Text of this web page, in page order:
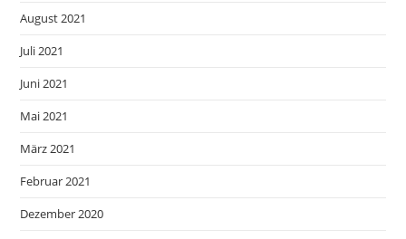
August 2021
Juli 2021
Juni 2021
Mai 2021
März 2021
Februar 2021
Dezember 2020